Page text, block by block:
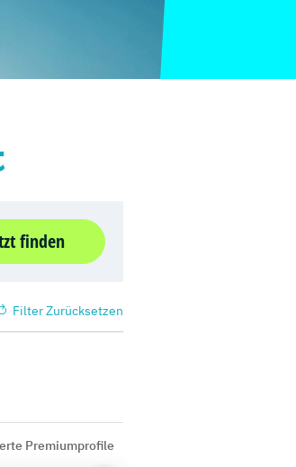
finden
Filter Zurücksetzen
Premiumprofile